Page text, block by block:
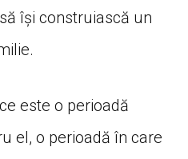
își construiască un
este o perioadă
el, o perioadă în care